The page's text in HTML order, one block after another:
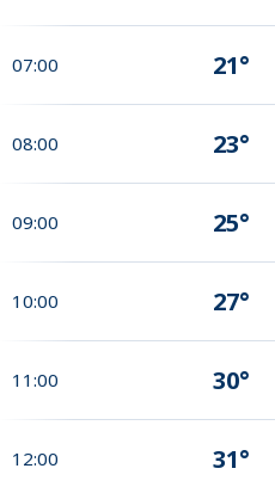
07:00 21°
08:00 23°
09:00 25°
10:00 27°
11:00 30°
12:00 31°